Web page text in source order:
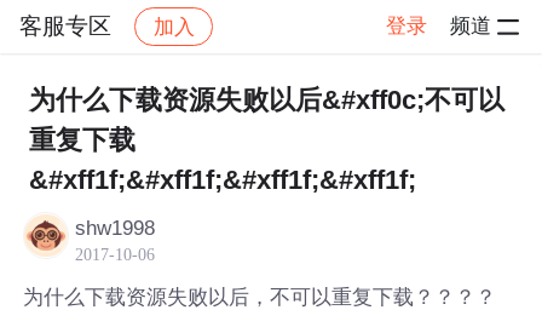
客服专区 加入 登录 频道
社区 客服专区 帖子详情
为什么下载资源失败以后&#xff0c;不可以
重复下载
&#xff1f;&#xff1f;&#xff1f;&#xff1f;
shw1998
2017-10-06
为什么下载资源失败以后，不可以重复下载？？？？